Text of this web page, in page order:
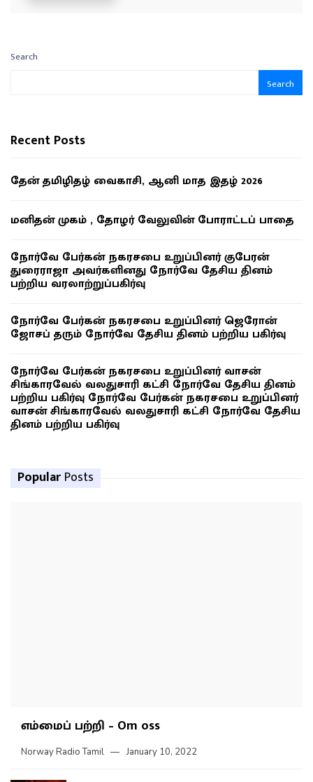
Search
Search
Recent Posts
தேன் தமிழிதழ் வைகாசி, ஆனி மாத இதழ் 2026
மனிதன் முகம் , தோழர் வேலுவின் போராட்டப் பாதை
நோர்வே பேர்கன் நகரசபை உறுப்பினர் குபேரன்
துரைராஜா அவர்களினது நோர்வே தேசிய தினம்
பற்றிய வரலாற்றுப்பகிர்வு
நோர்வே பேர்கன் நகரசபை உறுப்பினர் ஜெரோன்
ஜோசப் தரும் நோர்வே தேசிய தினம் பற்றிய பகிர்வு
நோர்வே பேர்கன் நகரசபை உறுப்பினர் வாசன்
சிங்காரவேல் வலதுசாரி கட்சி நோர்வே தேசிய தினம்
பற்றிய பகிர்வு நோர்வே பேர்கன் நகரசபை உறுப்பினர்
வாசன் சிங்காரவேல் வலதுசாரி கட்சி நோர்வே தேசிய
தினம் பற்றிய பகிர்வு
Popular Posts
எம்மைப் பற்றி – Om oss
Norway Radio Tamil January 10, 2022